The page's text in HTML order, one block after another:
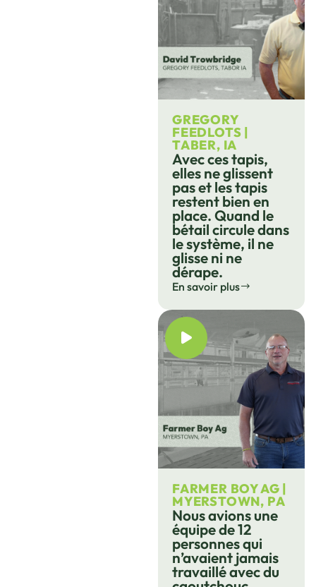
GREGORY
FEEDLOTS |
TABER, IA
Avec ces tapis,
elles ne glissent
pas et les tapis
restent bien en
place. Quand le
bétail circule dans
le système, il ne
glisse ni ne
dérape.
En savoir plus
FARMER BOY AG |
MYERSTOWN, PA
Nous avions une
équipe de 12
personnes qui
n’avaient jamais
travaillé avec du